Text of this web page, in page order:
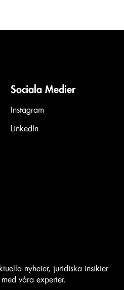
Sociala Medier
Instagram
LinkedIn
nyheter, juridiska insikter
våra experter.